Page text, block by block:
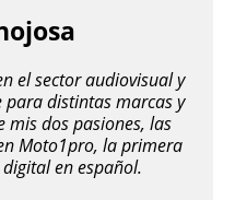
el sector audiovisual y
distintas marcas y
dos pasiones, las
Moto1pro, la primera
en español.